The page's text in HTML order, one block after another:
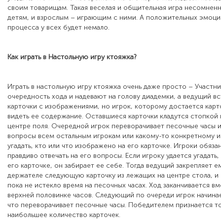
своим товарищам. Такая веселая и общительная игра
детям, и взрослым – играющим с ними. А положительных
процесса у всех будет немало.
Как играть в Настольную игру ктояжка?
Играть в настольную игру ктояжка очень даже просто –
очередность хода и надевают на голову диадемки, а ведущий
карточки с изображениями, но игрок, которому достается
видеть ее содержание. Оставшиеся карточки кладутся стопкой
центре поля. Очередной игрок переворачивает песочные часы и
вопросы всем остальным игрокам или какому-то конкретному
угадать, кто или что изображено на его карточке. Игроки
правдиво отвечать на его вопросы. Если игроку удается
его карточке, он забирает ее себе. Тогда ведущий закрепляет
держателе следующую карточку из лежащих на центре стола, и
пока не истекло время на песочных часах. Ход заканчивается
верхней половинке часов. Следующий по очереди игрок
что переворачивает песочные часы. Победителем признается
наибольшее количество карточек.